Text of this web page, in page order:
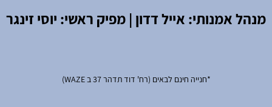
מנהל אמנותי: אייל דדון | מפיק ראשי: יוסי זינגר
*חנייה חינם לבאים (רח' דוד תדהר 37 ב WAZE)